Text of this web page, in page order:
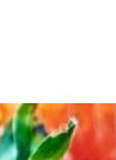
ಜೊತೆ